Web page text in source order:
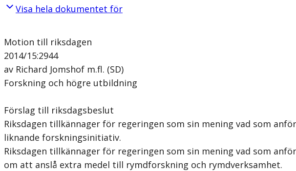
Visa hela dokumentet för
Motion till riksdagen
2014/15:2944
av Richard Jomshof m.fl. (SD)
Forskning och högre utbildning
Förslag till riksdagsbeslut
Riksdagen tillkännager för regeringen som sin mening vad som
liknande forskningsinitiativ.
Riksdagen tillkännager för regeringen som sin mening vad som
om att anslå extra medel till rymdforskning och rymdverksamhet.